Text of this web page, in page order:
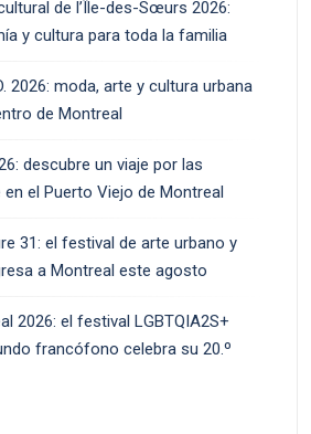
de l’Île-des-Sœurs 2026:
y cultura para toda la familia
2026: moda, arte y cultura urbana
de Montreal
descubre un viaje por las
el Puerto Viejo de Montreal
31: el festival de arte urbano y
a Montreal este agosto
2026: el festival LGBTQIA2S+
francófono celebra su 20.º